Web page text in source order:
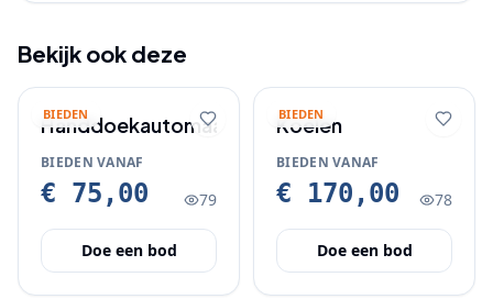
Bekijk ook deze
BIEDEN
Handdoekautomaat
BIEDEN VANAF
€ 75,00 79
Doe een bod
BIEDEN
Koelen
BIEDEN VANAF
€ 170,00 78
Doe een bod